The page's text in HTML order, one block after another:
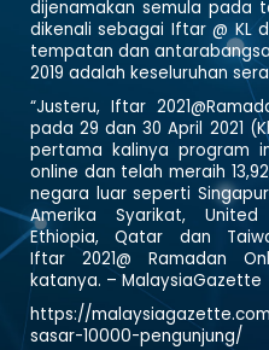
dijenamakan semula pada
dikenali sebagai Iftar @ KL
tempatan dan
2019 adalah keseluruhan
“Justeru, Iftar
pada 29 dan 30 April 2021
pertama kalinya program
online dan telah meraih
negara luar seperti
Amerika Syarikat,
Ethiopia, Qatar dan
Iftar 2021@ Ramadan
katanya. – MalaysiaGazette
https://
sasar-10000-pengunjung/